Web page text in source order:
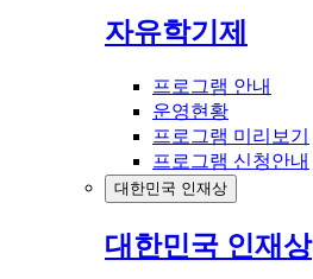
자유학기제
프로그램 안내
운영현황
프로그램 미리보기
프로그램 신청안내
대한민국 인재상
대한민국 인재상